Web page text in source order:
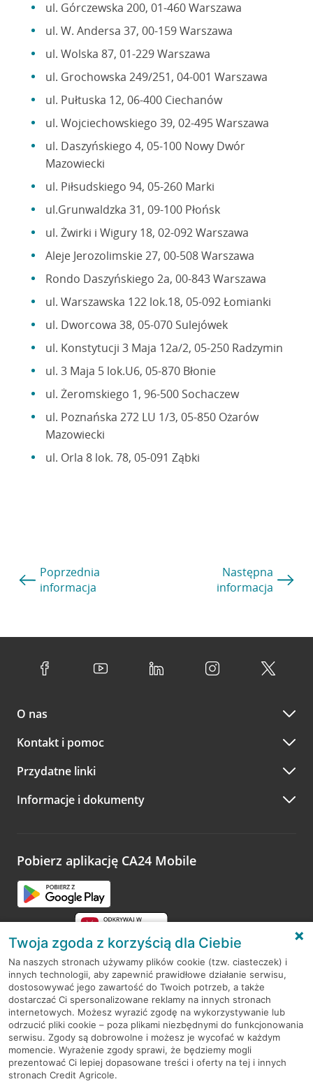
ul. Górczewska 200, 01-460 Warszawa
ul. W. Andersa 37, 00-159 Warszawa
ul. Wolska 87, 01-229 Warszawa
ul. Grochowska 249/251, 04-001 Warszawa
ul. Pułtuska 12, 06-400 Ciechanów
ul. Wojciechowskiego 39, 02-495 Warszawa
ul. Daszyńskiego 4, 05-100 Nowy Dwór
Mazowiecki
ul. Piłsudskiego 94, 05-260 Marki
ul.Grunwaldzka 31, 09-100 Płońsk
ul. Żwirki i Wigury 18, 02-092 Warszawa
Aleje Jerozolimskie 27, 00-508 Warszawa
Rondo Daszyńskiego 2a, 00-843 Warszawa
ul. Warszawska 122 lok.18, 05-092 Łomianki
ul. Dworcowa 38, 05-070 Sulejówek
ul. Konstytucji 3 Maja 12a/2, 05-250 Radzymin
ul. 3 Maja 5 lok.U6, 05-870 Błonie
ul. Żeromskiego 1, 96-500 Sochaczew
ul. Poznańska 272 LU 1/3, 05-850 Ożarów
Mazowiecki
ul. Orla 8 lok. 78, 05-091 Ząbki
Poprzednia
informacja
Następna
informacja
O nas
Kontakt i pomoc
Przydatne linki
Informacje i dokumenty
Pobierz aplikację CA24 Mobile
RODO
Regulamin serwisu
Mapa serwisu
PolitykaCookies
Twoja zgoda z korzyścią dla Ciebie
Na naszych stronach używamy plików cookie (tzw. ciasteczek) i
innych technologii, aby zapewnić prawidłowe działanie serwisu,
dostosowywać jego zawartość do Twoich potrzeb, a także
dostarczać Ci spersonalizowane reklamy na innych stronach
internetowych. Możesz wyrazić zgodę na wykorzystywanie lub
odrzucić pliki cookie – poza plikami niezbędnymi do funkcjonowania
serwisu. Zgody są dobrowolne i możesz je wycofać w każdym
momencie. Wyrażenie zgody sprawi, że będziemy mogli
prezentować Ci lepiej dopasowane treści i oferty na tej i innych
stronach Credit Agricole.